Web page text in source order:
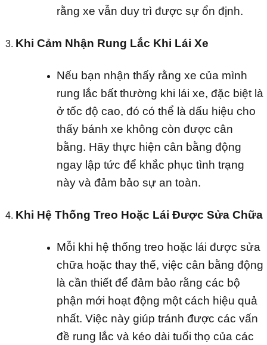
rằng xe vẫn duy trì được sự ổn định.
Khi Cảm Nhận Rung Lắc Khi Lái Xe
Nếu bạn nhận thấy rằng xe của mình
rung lắc bất thường khi lái xe, đặc biệt là
ở tốc độ cao, đó có thể là dấu hiệu cho
thấy bánh xe không còn được cân
bằng. Hãy thực hiện cân bằng động
ngay lập tức để khắc phục tình trạng
này và đảm bảo sự an toàn.
Khi Hệ Thống Treo Hoặc Lái Được Sửa Chữa
Mỗi khi hệ thống treo hoặc lái được sửa
chữa hoặc thay thế, việc cân bằng động
là cần thiết để đảm bảo rằng các bộ
phận mới hoạt động một cách hiệu quả
nhất. Việc này giúp tránh được các vấn
đề rung lắc và kéo dài tuổi thọ của các